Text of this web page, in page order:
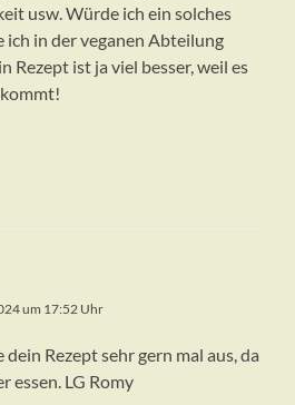
usw. Würde ich ein solches
in der veganen Abteilung
Rezept ist ja viel besser, weil es
um 17:52 Uhr
Rezept sehr gern mal aus, da
essen. LG Romy